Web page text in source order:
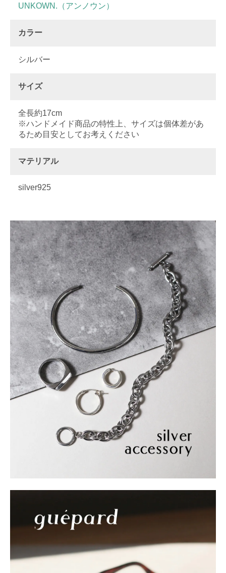
UNKOWN.（アンノウン）
カラー
シルバー
サイズ
全長約17cm
※ハンドメイド商品の特性上、サイズは個体差があ
るため目安としてお考えください
マテリアル
silver925